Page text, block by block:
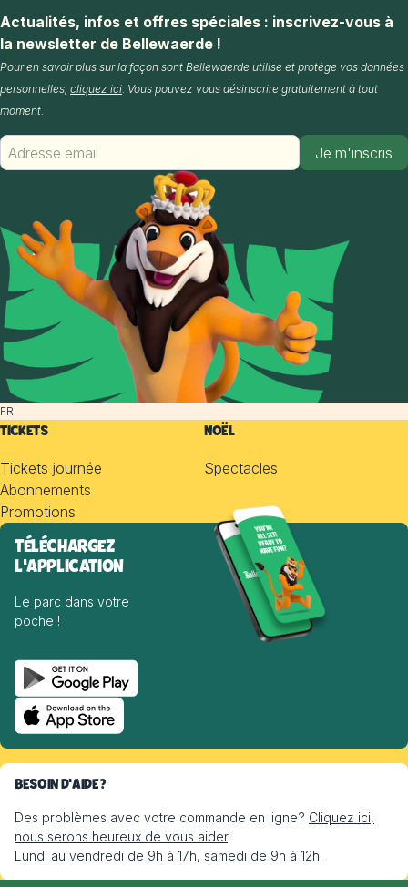
Actualités, infos et offres spéciales : inscrivez-vous à
la newsletter de Bellewaerde !
Pour en savoir plus sur la façon sont Bellewaerde utilise et protège vos données
personnelles, cliquez ici. Vous pouvez vous désinscrire gratuitement à tout
moment.
Je m'inscris
FR
TICKETS
Tickets journée
Abonnements
Promotions
NOËL
Spectacles
TÉLÉCHARGEZ
L'APPLICATION
Le parc dans votre
poche !
BESOIN D'AIDE?
Des problèmes avec votre commande en ligne? Cliquez ici,
nous serons heureux de vous aider.
Lundi au vendredi de 9h à 17h, samedi de 9h à 12h.